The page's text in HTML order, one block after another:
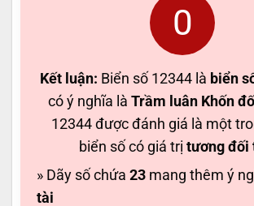
0
Kết luận: Biển số 12344 là biển
có ý nghĩa là Trầm luân Khốn
12344 được đánh giá là một
biển số có giá trị tương đối
» Dãy số chứa 23 mang thêm ý
tài